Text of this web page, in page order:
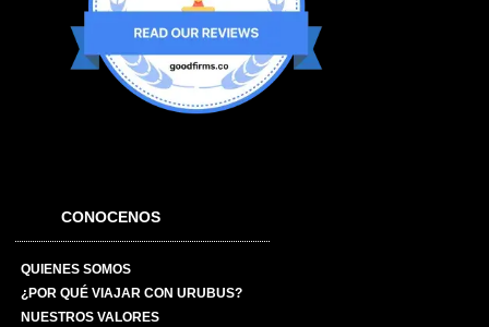
CONOCENOS
QUIENES SOMOS
¿POR QUÉ VIAJAR CON URUBUS?
NUESTROS VALORES